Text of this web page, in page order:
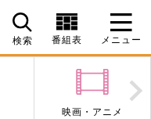
検索 番組表 メニュー
映画・アニメ